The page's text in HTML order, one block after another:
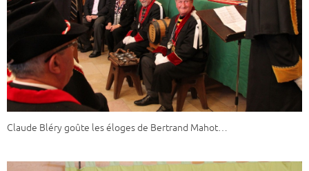
Claude Bléry goûte les éloges de Bertrand Mahot…